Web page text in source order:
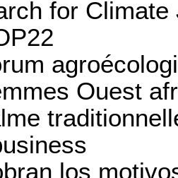
for
Ouest
los